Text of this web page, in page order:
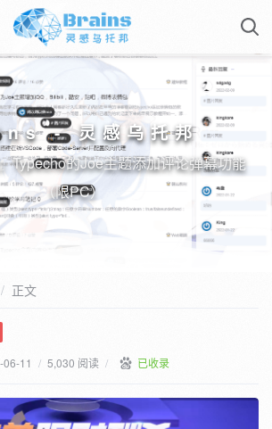
- 灵感乌托邦
Typecho的Joe主题添加评论弹幕功能
（限PC）
/ 正文
11 / 5,030 阅读 / 已收录